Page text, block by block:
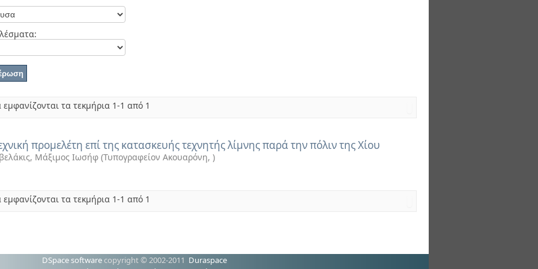
τα τεκμήρια 1-1 από 1
προμελέτη επί της κατασκευής τεχνητής λίμνης παρά την πόλιν της Χίου
Μάξιμος Ιωσήφ (Τυπογραφείον Ακουαρόνη, )
τα τεκμήρια 1-1 από 1
DSpace software copyright © 2002-2011 Duraspace